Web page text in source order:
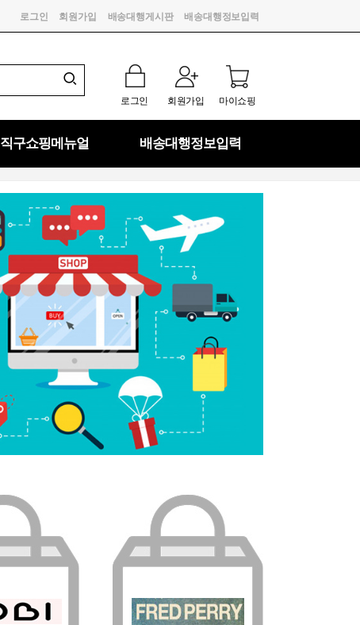
로그인 회원가입 배송대행게시판 배송대행정보입력
로그인 회원가입 마이쇼핑
직구쇼핑메뉴얼 배송대행정보입력